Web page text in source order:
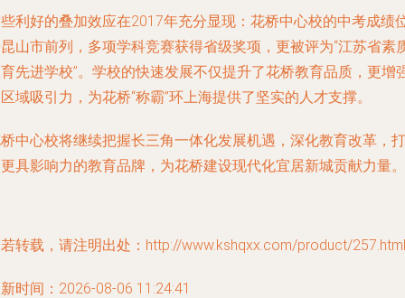
利好的叠加效应在2017年充分显现：花桥中心校的中考成绩
山市前列，多项学科竞赛获得省级奖项，更被评为“江苏省素
先进学校”。学校的快速发展不仅提升了花桥教育品质，更增
域吸引力，为花桥“称霸”环上海提供了坚实的人才支撑。
中心校将继续把握长三角一体化发展机遇，深化教育改革，打
具影响力的教育品牌，为花桥建设现代化宜居新城贡献力量。
转载，请注明出处：http://www.kshqxx.com/product/257.html
时间：2026-08-06 11:24:41